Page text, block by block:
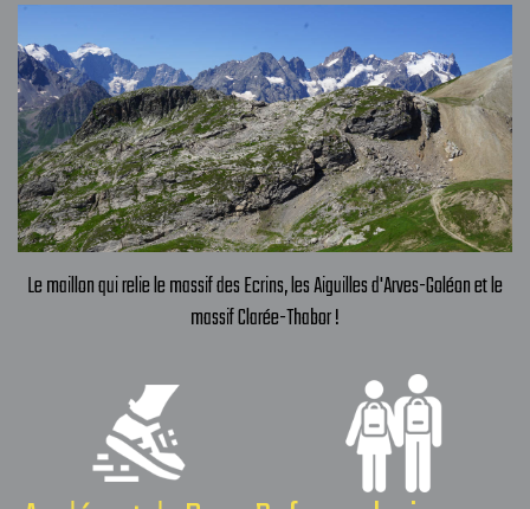
Le maillon qui relie le massif des Ecrins, les Aiguilles d'Arves-Goléon et le
massif Clarée-Thabor !